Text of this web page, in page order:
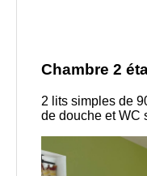
Chambre 2
2 lits simples de
de douche et WC